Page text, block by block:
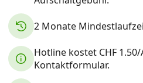
Datenschutz
2 Monate
Hotline kostet CHF
Kontaktformular.